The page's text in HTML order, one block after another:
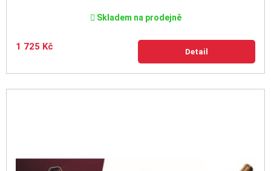
Skladem na prodejně
1 725 Kč Detail